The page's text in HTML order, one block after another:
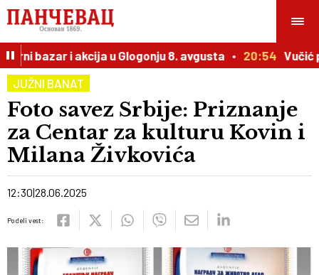
bazar i akcija u Glogonju 8. avgusta 20:54 Vučić
JUŽNI BANAT
Foto savez Srbije: Priznanje
za Centar za kulturu Kovin i
Milana Živkovića
12:30 28.06.2025
Podeli vest: